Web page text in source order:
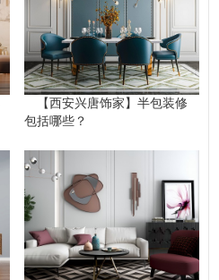
【西安兴唐饰家】半包装修
包括哪些？